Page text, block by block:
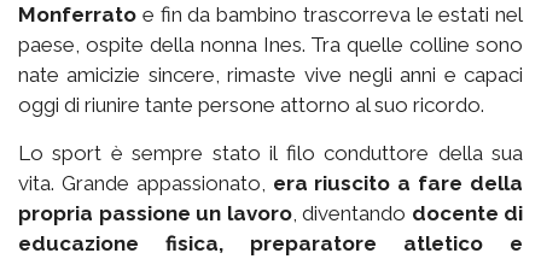
Monferrato e fin da bambino trascorreva le estati nel
paese, ospite della nonna Ines. Tra quelle colline sono
nate amicizie sincere, rimaste vive negli anni e capaci
oggi di riunire tante persone attorno al suo ricordo.
Lo sport è sempre stato il filo conduttore della sua
vita. Grande appassionato, era riuscito a fare della
propria passione un lavoro, diventando docente di
educazione fisica, preparatore atletico e